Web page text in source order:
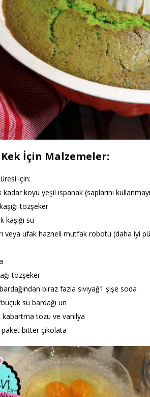
İçin Malzemeler:
için:
koyu yeşil ıspanak (saplarını
tozşeker
kaşığı su
veya ufak hazneli mutfak robotu (daha iyi
tozşeker
biraz fazla sıvıyağ1 şişe soda
su bardağı un
kabartma tozu ve vanilya
bitter çikolata